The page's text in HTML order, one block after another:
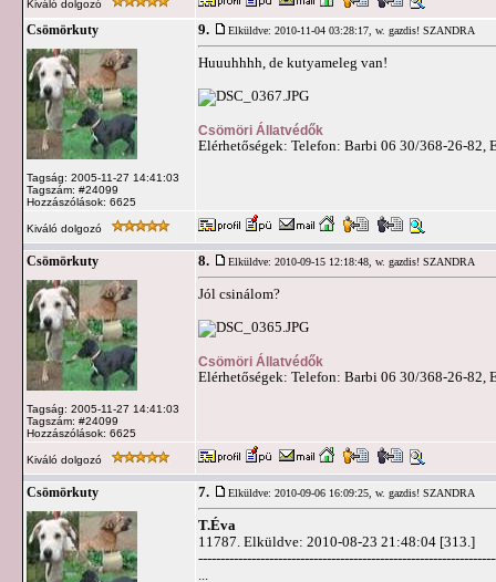
Kiváló dolgozó
Csömörkuty
Tagság: 2005-11-27 14:41:03
Tagszám: #24099
Hozzászólások: 6625
9. Elküldve: 2010-11-04 03:28:17, w. gazdis! SZANDRA
Huuuhhhh, de kutyameleg van!
Csömöri Állatvédők
Elérhetőségek: Telefon: Barbi 06 30/368-26-82,
Kiváló dolgozó
Csömörkuty
Tagság: 2005-11-27 14:41:03
Tagszám: #24099
Hozzászólások: 6625
8. Elküldve: 2010-09-15 12:18:48, w. gazdis! SZANDRA
Jól csinálom?
Csömöri Állatvédők
Elérhetőségek: Telefon: Barbi 06 30/368-26-82,
Kiváló dolgozó
Csömörkuty 7. Elküldve: 2010-09-06 16:09:25, w. gazdis! SZANDRA
T.Éva
11787. Elküldve: 2010-08-23 21:48:04 [313.]